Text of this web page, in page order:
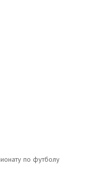
по футболу